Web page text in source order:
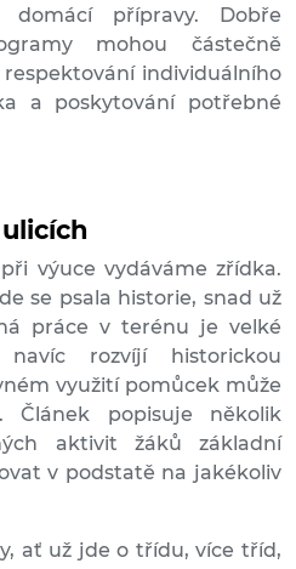
domácí přípravy. Dobře
mohou částečně
individuálního
a poskytování potřebné
výuce vydáváme zřídka.
se psala historie, snad už
práce v terénu je velké
rozvíjí historickou
využití pomůcek může
popisuje několik
aktivit žáků základní
v podstatě na jakékoliv
ať už jde o třídu, více tříd,